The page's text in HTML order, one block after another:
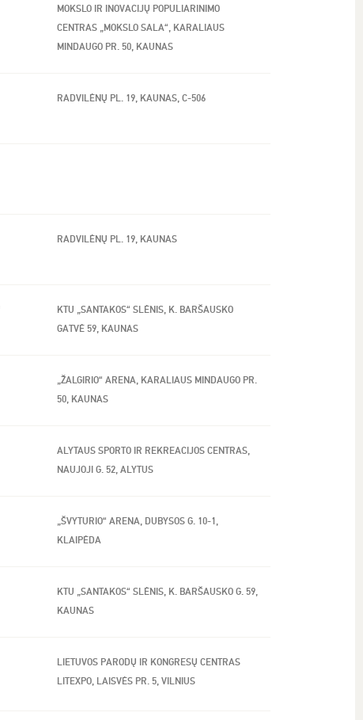
MOKSLO IR INOVACIJŲ POPULIARINIMO
CENTRAS „MOKSLO SALA“, KARALIAUS
MINDAUGO PR. 50, KAUNAS
RADVILĖNŲ PL. 19, KAUNAS, C-506
RADVILĖNŲ PL. 19, KAUNAS
KTU „SANTAKOS“ SLĖNIS, K. BARŠAUSKO
GATVĖ 59, KAUNAS
„ŽALGIRIO“ ARENA, KARALIAUS MINDAUGO PR.
50, KAUNAS
ALYTAUS SPORTO IR REKREACIJOS CENTRAS,
NAUJOJI G. 52, ALYTUS
„ŠVYTURIO“ ARENA, DUBYSOS G. 10-1,
KLAIPĖDA
KTU „SANTAKOS“ SLĖNIS, K. BARŠAUSKO G. 59,
KAUNAS
LIETUVOS PARODŲ IR KONGRESŲ CENTRAS
LITEXPO, LAISVĖS PR. 5, VILNIUS